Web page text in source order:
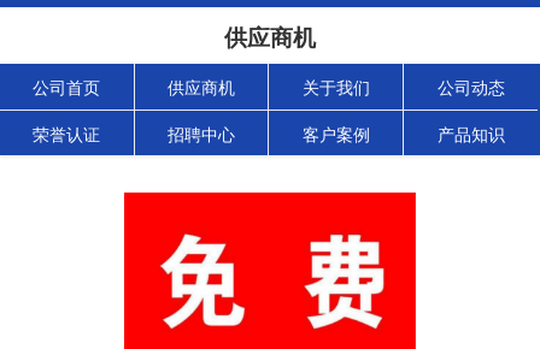
供应商机
公司首页 供应商机 关于我们 公司动态
荣誉认证 招聘中心 客户案例 产品知识